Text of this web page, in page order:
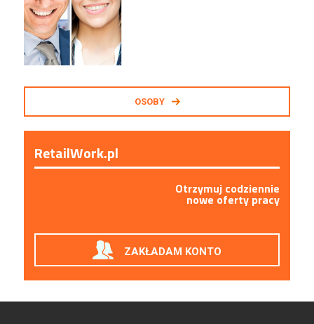
OSOBY
RetailWork.pl
Otrzymuj codziennie
nowe oferty pracy
ZAKŁADAM KONTO